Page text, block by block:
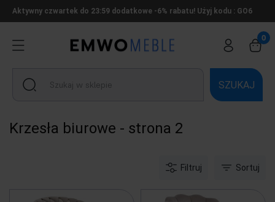
Aktywny czwartek do 23:59 dodatkowe -6% rabatu! Użyj kodu : GO6
SZUKAJ
Krzesła biurowe - strona 2
Filtruj Sortuj